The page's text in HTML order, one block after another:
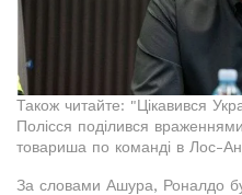
Також читайте: "Цікавився
Полісся поділився
товариша по команді в Лос-
За словами Ашура, Роналдо